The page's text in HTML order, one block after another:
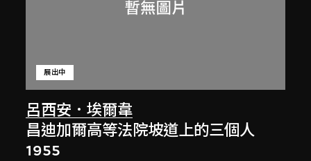
呂西安．埃爾韋
展出中
昌迪加爾高等法院坡道上的三個人
1955